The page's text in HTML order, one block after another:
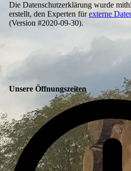
Die Datenschutzerklärung wurde
erstellt, den Experten fürexterne
(Version #2020-09-30).
Unsere Öffnungszeiten